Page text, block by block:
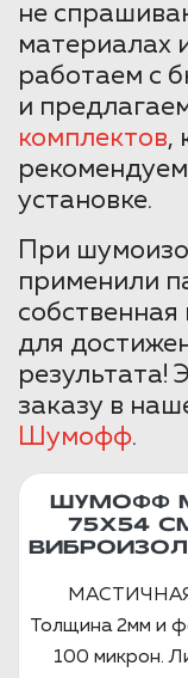
не
материалах
работаем с
и
комплектов,
установке.
При
применили
для
результата!
заказу в
Шумофф.
ШУМОФФ
75X54
Толщина 2мм и
100 микрон.